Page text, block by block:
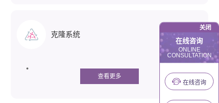
克隆系统
查看更多
关闭
在线咨询
ONLINE
CONSULTATION
在线咨询